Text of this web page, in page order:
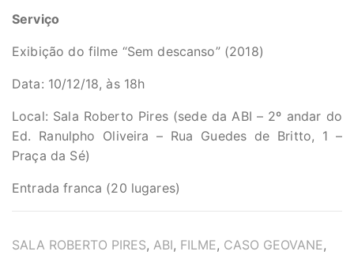
Serviço
Exibição do filme “Sem descanso” (2018)
Data: 10/12/18, às 18h
Local: Sala Roberto Pires (sede da ABI – 2º andar do
Ed. Ranulpho Oliveira – Rua Guedes de Britto, 1 –
Praça da Sé)
Entrada franca (20 lugares)
TAGS
SALA ROBERTO PIRES, ABI, FILME, CASO GEOVANE,